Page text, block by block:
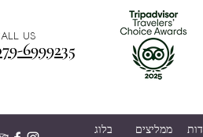
US
6999235
ממליצים בלוג